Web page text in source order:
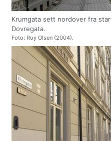
Krumgata sett nordover fra
Dovregata.
Foto: Roy Olsen (2004).